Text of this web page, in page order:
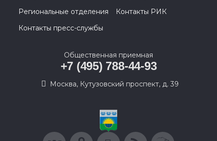
Региональные отделения
Контакты РИК
Контакты пресс-службы
Общественная приемная
+7 (495) 788-44-93
Москва, Кутузовский проспект, д. 39